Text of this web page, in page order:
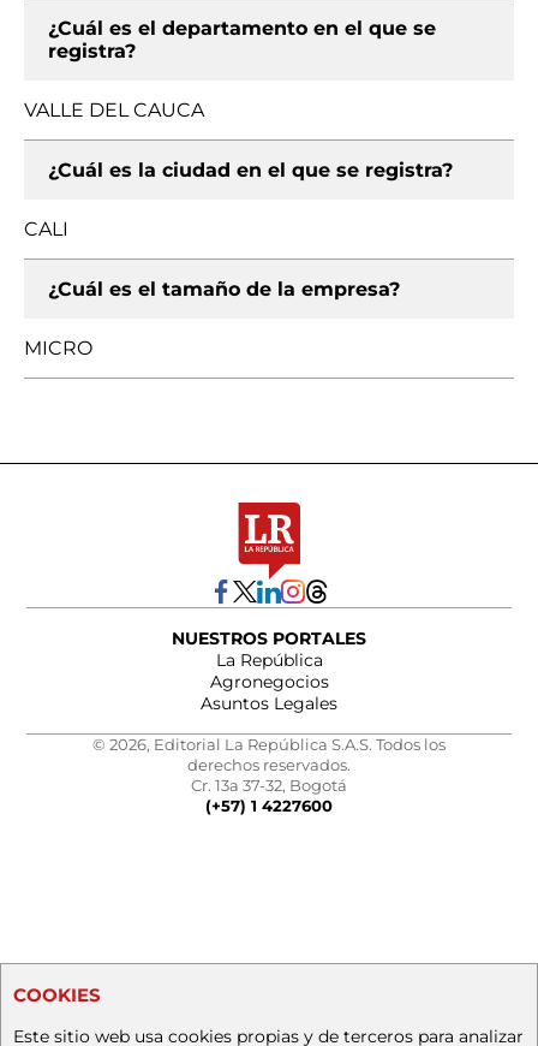
¿Cuál es el departamento en el que se
registra?
VALLE DEL CAUCA
¿Cuál es la ciudad en el que se registra?
CALI
¿Cuál es el tamaño de la empresa?
MICRO
NUESTROS PORTALES
La República
Agronegocios
Asuntos Legales
© 2026, Editorial La República S.A.S. Todos los
derechos reservados.
Cr. 13a 37-32, Bogotá
(+57) 1 4227600
COOKIES
Este sitio web usa cookies propias y de terceros para analizar